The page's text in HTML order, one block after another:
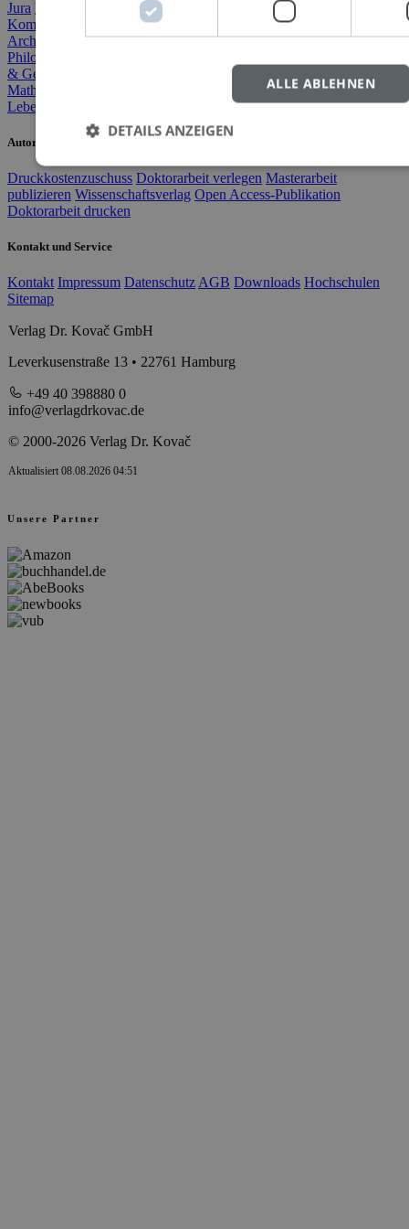
Jura BWL Agrarwissenschaft Geographie
Literatur & Sprache
Kommunikation & Medien
Geschichte
Archäologie & Altertum Kultur, Kunst & Musik
Philosophie
& Gesundheit
Mathematik & Naturwiss.
Technik & Ingenieurwesen
Lebenserinnerungen
Autorinnen und Autoren
Druckkostenzuschuss Doktorarbeit verlegen Masterarbeit
publizieren Wissenschaftsverlag Open Access-Publikation
Doktorarbeit drucken
Kontakt und Service
Kontakt Impressum Datenschutz AGB Downloads Hochschulen
Sitemap
Verlag Dr. Kovač GmbH
Leverkusenstraße 13 • 22761 Hamburg
+49 40 398880 0
info@verlagdrkovac.de
© 2000-2026 Verlag Dr. Kovač
Aktualisiert 08.08.2026 04:51
Unsere Partner
ALLE ABLEHNEN
DETAILS ANZEIGEN